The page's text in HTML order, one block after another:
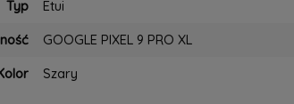
Typ
Etui
GOOGLE PIXEL 9 PRO XL
Szary